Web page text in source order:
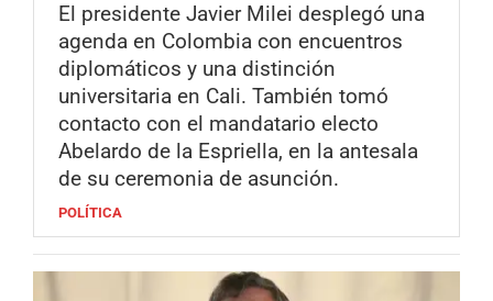
El presidente Javier Milei desplegó una
agenda en Colombia con encuentros
diplomáticos y una distinción
universitaria en Cali. También tomó
contacto con el mandatario electo
Abelardo de la Espriella, en la antesala
de su ceremonia de asunción.
POLÍTICA